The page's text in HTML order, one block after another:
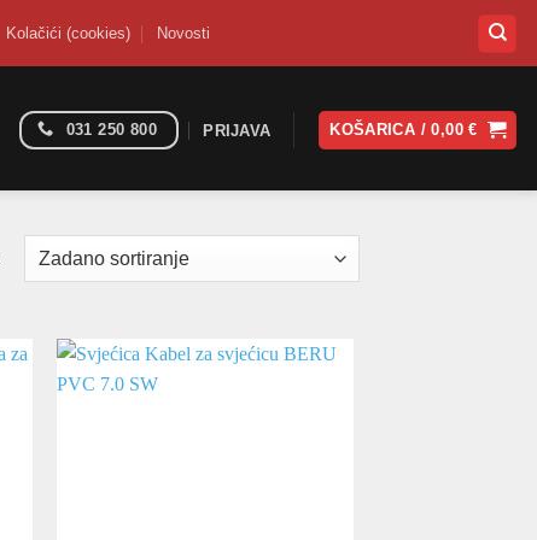
Kolačići (cookies) Novosti
031 250 800 PRIJAVA KOŠARICA /0,00€